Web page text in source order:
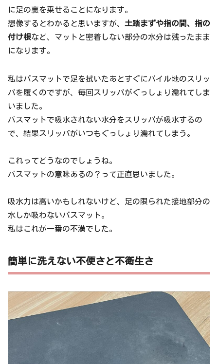
に足の裏を乗せることになります。
想像するとわかると思いますが、 土踏まずや指の間、指の
付け根など、マットと密着しない部分の水分は残ったまま
になります。
私はバスマットで足を拭いたあとすぐにパイル地のスリッ
パを履くのですが、毎回スリッパがぐっしょり濡れてしま
いました。
バスマットで吸水されない水分をスリッパが吸水するの
で、結果スリッパがいつもぐっしょり濡れてしまう。
これってどうなのでしょうね。
バスマットの意味あるの？って正直思いました。
吸水力は高いかもしれないけど、足の限られた接地部分の
水しか吸わないバスマット。
私はこれが一番の不満でした。
簡単に洗えない不便さと不衛生さ